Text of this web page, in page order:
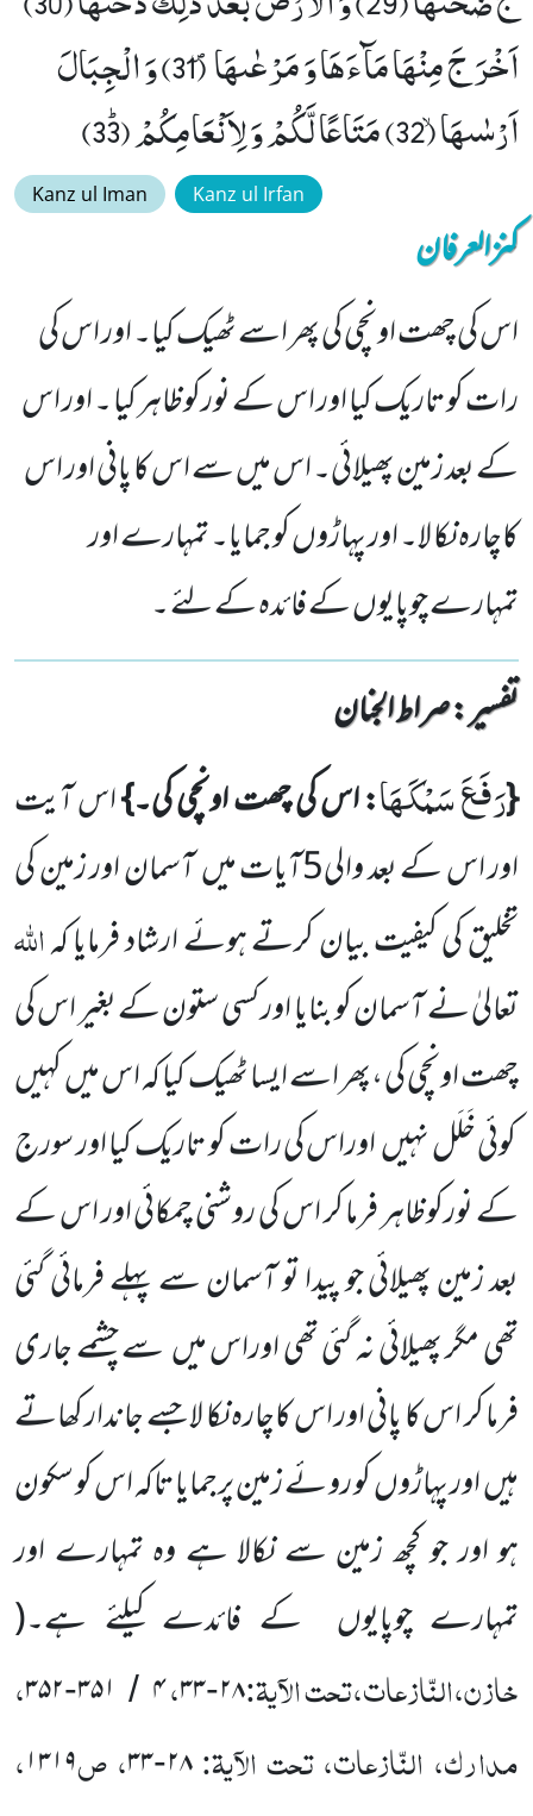
اَخْرَ جَ مِنْهَا مَآءَهَا وَ مَرْعٰىهَا ۪ (31) وَ الْجِبَالَ
اَرْسٰىهَاۙ (32) مَتَاعًا لَّكُمْ وَ لِاَنْعَامِكُمْ ﭤ(33)
Kanz ul Iman Kanz ul Irfan
کنزالعرفان
اس کی چھت اونچی کی پھر اسے ٹھیک کیا۔ اور اس کی
رات کو تاریک کیا اور اس کے نورکوظاہر کیا ۔ اور اس
کے بعد زمین پھیلائی۔ اس میں سے اس کا پانی اور اس
کاچارہ نکا لا۔ اور پہاڑوں کو جمایا۔ تمہارے اور
تمہارے چوپایوں کے فائدہ کے لئے ۔
تفسیر : ‎صراط الجنان
{رَفَعَ سَمْكَهَا: اس کی چھت اونچی کی۔}اس آیت
اور اس کے بعد والی5آیات میںآسمان اور زمین کی
تخلیق کی کیفیتبیان کرتے ہوئے ارشاد فرمایا کہاللّٰہ
تعالیٰ نےآسمان کو بنایا اور کسی ستون کے بغیر اس کی
چھت اونچی کی ،پھر اسے ایساٹھیک کیا کہ اس میںکہیں
کوئی خَلَل نہیںاوراس کی رات کو تاریک کیا اور سورج
کے نورکوظاہر فرما کر اس کی روشنی چمکائی اور اس کے
بعد زمین پھیلائی جو پیدا تو آسمان سے پہلے فرمائی گئی
تھی مگر پھیلائی نہ گئی تھی اوراس میںسے چشمے جاری
فرما کر اس کا پانی اور اس کاچارہ نکا لا جسے جاندار کھاتے
ہیںاور پہاڑوںکو روئے زمین پرجمایا تاکہ اس کو سکون
ہو اور جو کچھ زمین سے نکالا ہے وہ تمہارے اور
تمہارے چوپایوں کے فائدے کیلئے ہے۔(
خازن،النّازعات،تحت الآیۃ:۲۸-۳۳،۴ / ۳۵۱-۳۵۲،
مدارک، النّازعات، تحت الآیۃ:۲۸-۳۳، ص۱۳۱۹،